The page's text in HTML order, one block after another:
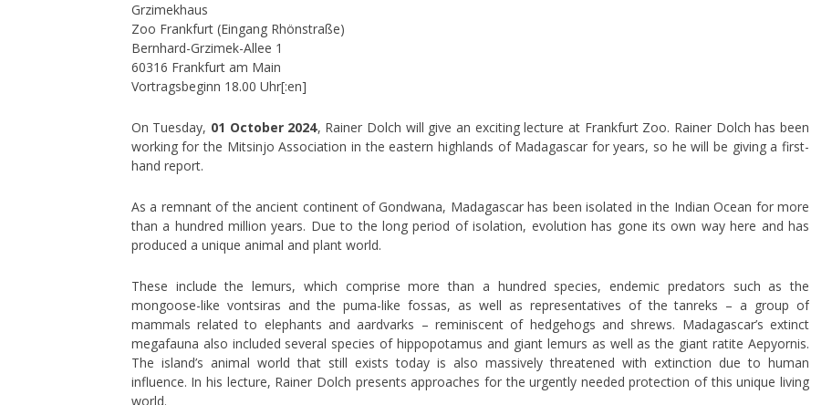
Grzimekhaus
Zoo Frankfurt (Eingang Rhönstraße)
Bernhard-Grzimek-Allee 1
60316 Frankfurt am Main
Vortragsbeginn 18.00 Uhr[:en]
On Tuesday, 01 October 2024, Rainer Dolch will give an exciting lecture at Frankfurt Zoo. Rainer Dolch has been
working for the Mitsinjo Association in the eastern highlands of Madagascar for years, so he will be giving a first-
hand report.
As a remnant of the ancient continent of Gondwana, Madagascar has been isolated in the Indian Ocean for more
than a hundred million years. Due to the long period of isolation, evolution has gone its own way here and has
produced a unique animal and plant world.
These include the lemurs, which comprise more than a hundred species, endemic predators such as the
mongoose-like vontsiras and the puma-like fossas, as well as representatives of the tanreks – a group of
mammals related to elephants and aardvarks – reminiscent of hedgehogs and shrews. Madagascar’s extinct
megafauna also included several species of hippopotamus and giant lemurs as well as the giant ratite Aepyornis.
The island’s animal world that still exists today is also massively threatened with extinction due to human
influence. In his lecture, Rainer Dolch presents approaches for the urgently needed protection of this unique living
world.